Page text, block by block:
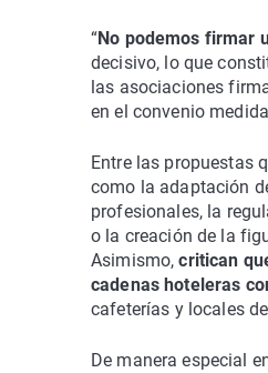
“No podemos firmar
decisivo, lo que
las asociaciones
en el convenio
Entre las propuestas
como la adaptación
profesionales, la
o la creación de la
Asimismo,critican
cadenas hoteleras
cafeterías y locales
De manera especial